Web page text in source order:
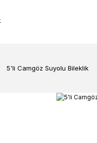
5'li Camgöz Suyolu Bileklik